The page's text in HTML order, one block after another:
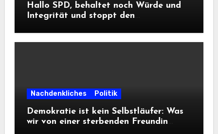
Hallo SPD, behaltet noch Würde und
Integrität und stoppt den
Informationsfreiheit!
Nachdenkliches Politik
Demokratie ist kein Selbstläufer: Was
wir von einer sterbenden Freundin